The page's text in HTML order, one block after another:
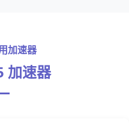
加速器
加速器